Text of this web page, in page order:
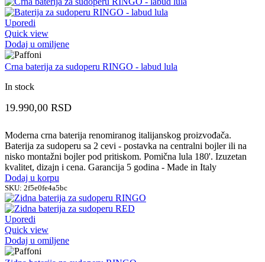
Uporedi
Quick view
Dodaj u omiljene
Crna baterija za sudoperu RINGO - labud lula
In stock
19.990,00 RSD
Moderna crna baterija renomiranog italijanskog proizvođača.
Baterija za sudoperu sa 2 cevi - postavka na centralni bojler ili na
nisko montažni bojler pod pritiskom. Pomična lula 180'. Izuzetan
kvalitet, dizajn i cena. Garancija 5 godina - Made in Italy
Dodaj u korpu
SKU: 2f5e0fe4a5bc
Uporedi
Quick view
Dodaj u omiljene